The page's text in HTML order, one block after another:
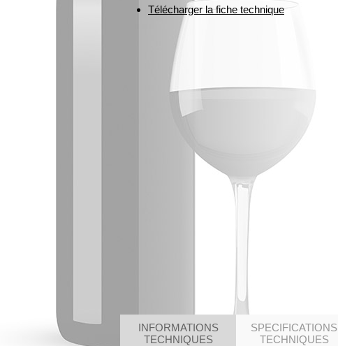
Télécharger la fiche technique
INFORMATIONS
TECHNIQUES
SPECIFICATIONS
TECHNIQUES